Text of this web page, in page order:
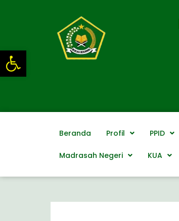
Open toolbar
Beranda Profil PPID
Madrasah Negeri KUA